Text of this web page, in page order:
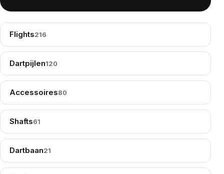
Flights216
Dartpijlen120
Accessoires80
Shafts61
Dartbaan21